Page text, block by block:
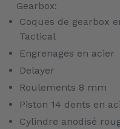
Gearbox:
Coques de gearbox
Tactical
Engrenages en acier
Delayer
Roulements 8 mm
Piston 14 dents en
Cylindre anodisé